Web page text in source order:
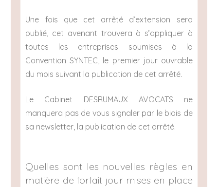
Une fois que cet arrêté d’extension sera
publié, cet avenant trouvera à s’appliquer à
toutes les entreprises soumises à la
Convention SYNTEC, le premier jour ouvrable
du mois suivant la publication de cet arrêté.
Le Cabinet DESRUMAUX AVOCATS ne
manquera pas de vous signaler par le biais de
sa newsletter, la publication de cet arrêté.
Quelles sont les nouvelles règles en
matière de forfait jour mises en place